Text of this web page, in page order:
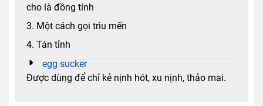
cho là đồng tính
3. Một cách gọi trìu mến
4. Tán tỉnh
egg sucker
Được dùng để chỉ kẻ nịnh hót, xu nịnh, thảo mai.